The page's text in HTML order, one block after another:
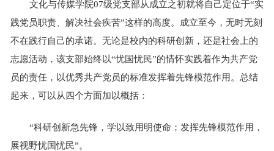
文化与传媒学院07级党支部从成立之初就将自己定位于“实
践党员职责、解决社会疾苦”这样的高度。成立至今，无时无刻
不在践行自己的承诺。无论是校内的科研创新，还是社会上的
志愿活动，该支部始终以“忧国忧民”的情怀实践着作为共产党
员的责任，以优秀共产党员的标准发挥着先锋模范作用。总结
起来，可以从四个方面加以概括：
“科研创新急先锋，学以致用明使命；发挥先锋模范作用，
展视野忧国忧民”。